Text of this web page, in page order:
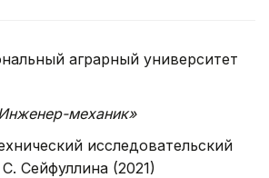
аграрный университет
механик»
исследовательский
Сейфуллина (2021)